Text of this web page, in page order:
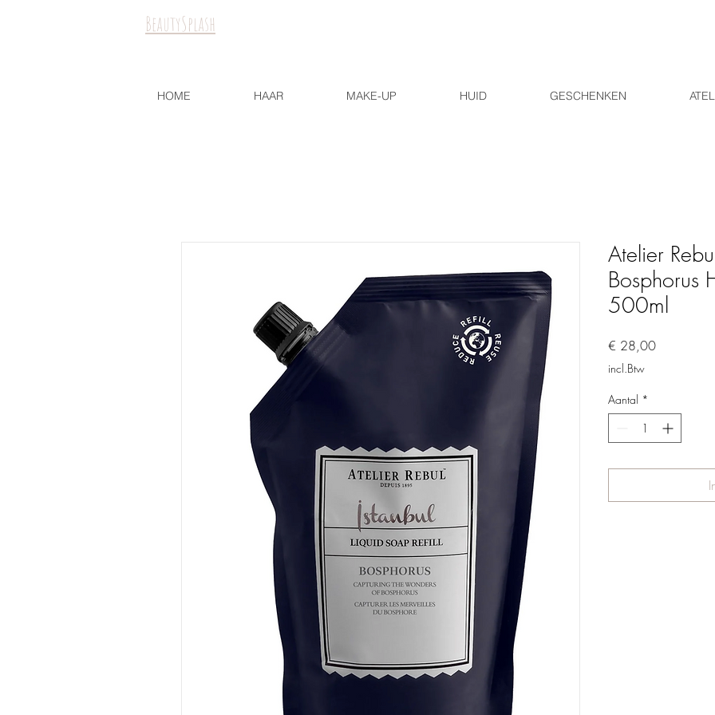
BeautySplash
HOME HAAR MAKE-UP HUID GESCHENKEN
Atelier
Bosphorus
500ml
€ 28,00Prijs
incl.Btw
Aantal *